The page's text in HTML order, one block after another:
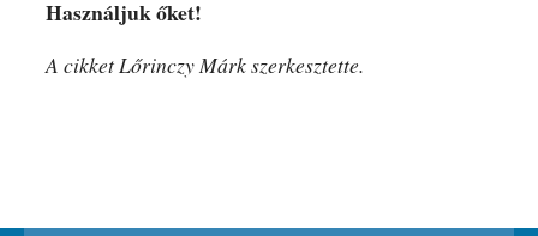
Használjuk őket!
A cikket Lőrinczy Márk szerkesztette.